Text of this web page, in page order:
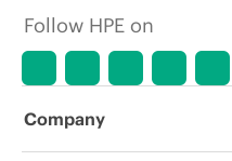
qualquer
incluem, sem
de produtos,
Follow HPE on
Company